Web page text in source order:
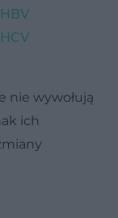
nie wywołują
ich